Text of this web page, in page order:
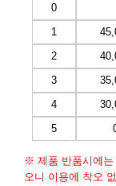
0
1
2
3
4
5
※ 제품 반품시에는
오니 이용에 착오